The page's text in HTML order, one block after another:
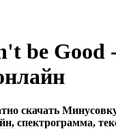
be Good
cкачать
спектрограмма,